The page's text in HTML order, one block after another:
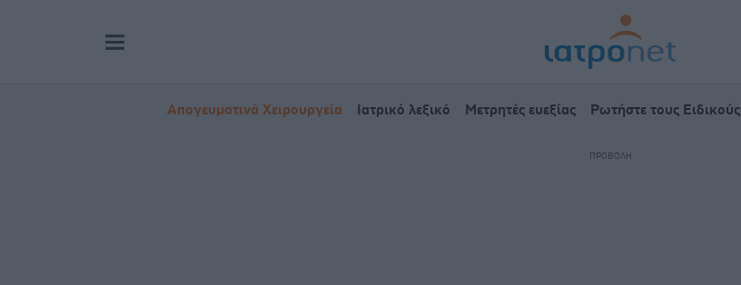
Απογευματινά Χειρουργεία Ιατρικό λεξικό Μετρητές ευεξίας Ρωτήστε τους Ειδικούς